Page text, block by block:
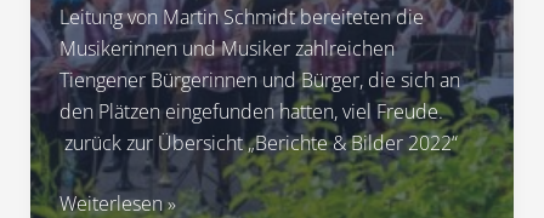
Leitung von Martin Schmidt bereiteten die
Musikerinnen und Musiker zahlreichen
Tiengener Bürgerinnen und Bürger, die sich an
den Plätzen eingefunden hatten, viel Freude.
zurück zur Übersicht „Berichte & Bilder 2022“
2022
Weiterlesen »